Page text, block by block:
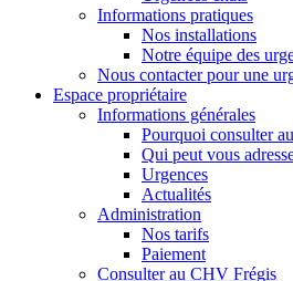
Informations pratiques
Nos installations
Notre équipe des
Nous contacter pour une
Espace propriétaire
Informations générales
Pourquoi consulter
Qui peut vous
Urgences
Actualités
Administration
Nos tarifs
Paiement
Consulter au CHV Frégis